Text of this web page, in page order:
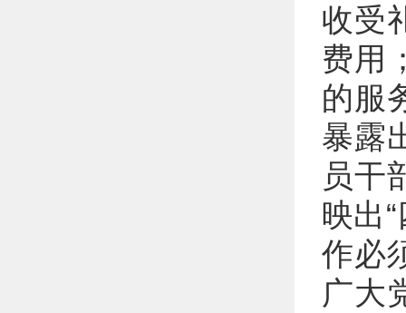
收受
费用
的服
暴露
员干
映出
作必
广大